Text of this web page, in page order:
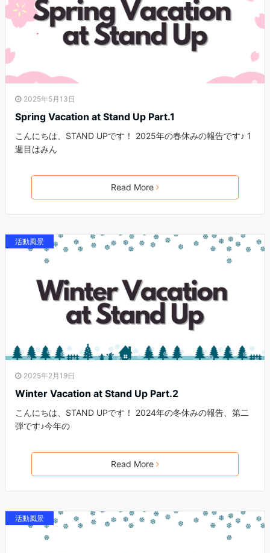
2025年5月13日
Spring Vacation at Stand Up Part.1
こんにちは、STAND UPです！ 2025年の春休みの報告です♪ 1
週目はみん
Read More
活動風景
2025年2月19日
Winter Vacation at Stand Up Part.2
こんにちは、STAND UPです！ 2024年の冬休みの報告、第二
弾です♪今年の
Read More
活動風景